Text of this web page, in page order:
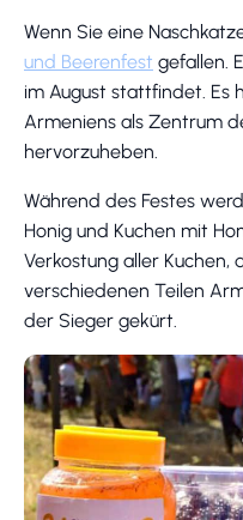
Wenn Sie eine
und Beerenfest gefallen.
im August stattfindet. Es
Armeniens als Zentrum
hervorzuheben.
Während des Festes
Honig und Kuchen mit
Verkostung aller Kuchen,
verschiedenen Teilen
der Sieger gekürt.